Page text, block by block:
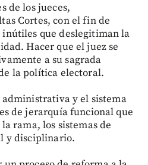
de los jueces,
Cortes, con el fin de
que deslegitiman la
Hacer que el juez se
a su sagrada
la política electoral.
y el sistema
de jerarquía funcional que
rama, los sistemas de
y disciplinario.